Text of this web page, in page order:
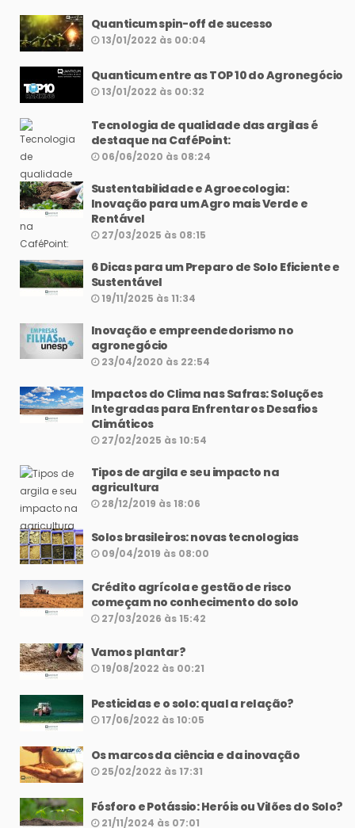
Quanticum spin-off de sucesso
13/01/2022 às 00:04
Quanticum entre as TOP 10 do Agronegócio
13/01/2022 às 00:32
Tecnologia de qualidade das argilas é
destaque na CaféPoint:
06/06/2020 às 08:24
Sustentabilidade e Agroecologia:
Inovação para um Agro mais Verde e
Rentável
27/03/2025 às 08:15
6 Dicas para um Preparo de Solo Eficiente e
Sustentável
19/11/2025 às 11:34
Inovação e empreendedorismo no
agronegócio
23/04/2020 às 22:54
Impactos do Clima nas Safras: Soluções
Integradas para Enfrentar os Desafios
Climáticos
27/02/2025 às 10:54
Tipos de argila e seu impacto na
agricultura
28/12/2019 às 18:06
Solos brasileiros: novas tecnologias
09/04/2019 às 08:00
Crédito agrícola e gestão de risco
começam no conhecimento do solo
27/03/2026 às 15:42
Vamos plantar?
19/08/2022 às 00:21
Pesticidas e o solo: qual a relação?
17/06/2022 às 10:05
Os marcos da ciência e da inovação
25/02/2022 às 17:31
Fósforo e Potássio: Heróis ou Vilões do Solo?
21/11/2024 às 07:01